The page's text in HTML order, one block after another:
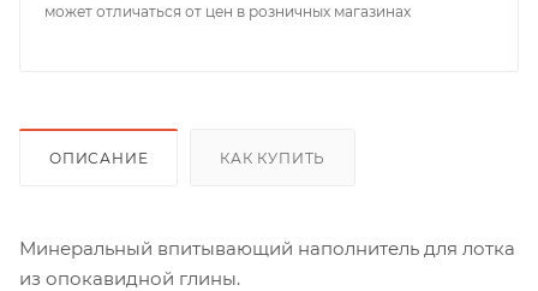
может отличаться от цен в розничных магазинах
ОПИСАНИЕ КАК КУПИТЬ
Минеральный впитывающий наполнитель для лотка
из опокавидной глины.